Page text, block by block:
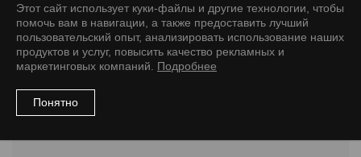
Рекомендуемые товары
Инструменты
Этот сайт использует куки-файлы и другие технологии, чтобы
помочь вам в навигации, а также предоставить лучший
пользовательский опыт, анализировать использование наших
продуктов и услуг, повысить качество рекламных и
маркетинговых компаний. Подробнее
Понятно